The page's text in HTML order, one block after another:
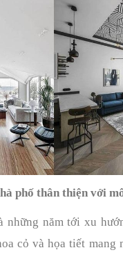
phố thân thiện với
những năm tới xu
cỏ và họa tiết mang